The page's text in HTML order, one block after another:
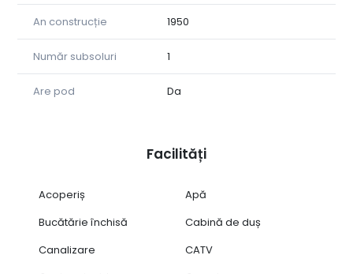
An construcție 1950
Număr subsoluri 1
Are pod Da
Facilități
Acoperiș
Apă
Bucătărie închisă
Cabină de duș
Canalizare
CATV